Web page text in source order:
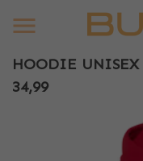
HOODIE UNISEX
34,99